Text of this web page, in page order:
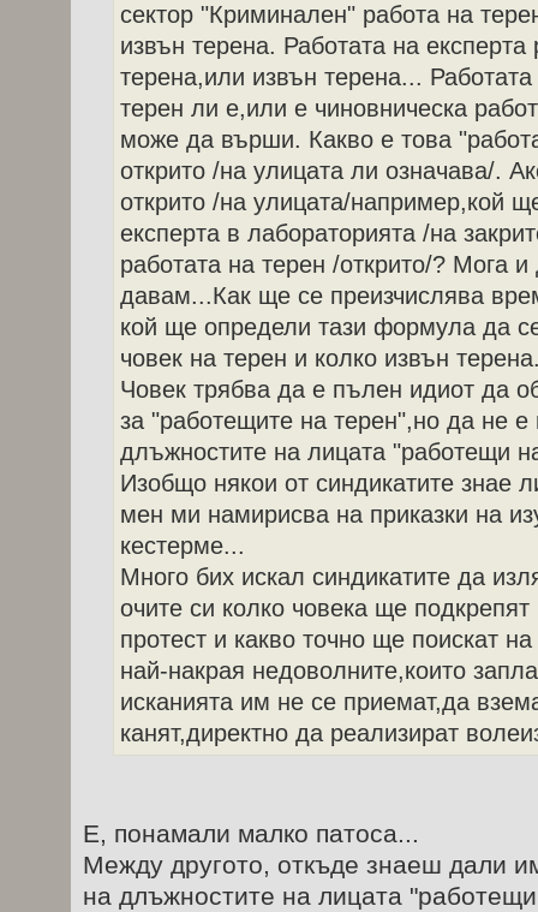
сектор "Криминален" работа на
извън терена. Работата на
терена,или извън терена...
терен ли е,или е чиновническа
може да върши. Какво е това
открито /на улицата ли означава/.
открито /на улицата/например,кой
експерта в лабораторията /на
работата на терен /открито/? Мога
давам...Как ще се преизчислява
кой ще определи тази формула да
човек на терен и колко извън
Човек трябва да е пълен идиот да
за "работещите на терен",но да не е
длъжностите на лицата "работещи
Изобщо някои от синдикатите знае
мен ми намирисва на приказки на
кестерме...
Много бих искал синдикатите да
очите си колко човека ще
протест и какво точно ще поискат
най-накрая недоволните,които
исканията им не се приемат,да
канят,директно да реализират
Е, понамали малко патоса...
Между другото, откъде знаеш дали
на длъжностите на лицата